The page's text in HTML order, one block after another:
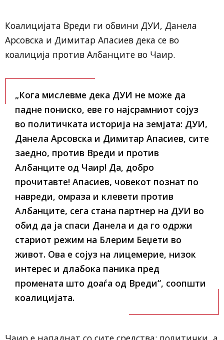
Коалицијата Вреди ги обвини ДУИ, Данела
Арсовска и Димитар Апасиев дека се во
коалиција против Албанците во Чаир.
„Кога мислевме дека ДУИ не може да
падне пониско, еве го најсрамниот сојуз
во политичката историја на земјата: ДУИ,
Данела Арсовска и Димитар Апасиев, сите
заедно, против Вреди и против
Албанците од Чаир! Да, добро
прочитавте! Апасиев, човекот познат по
навреди, омраза и клевети против
Албанците, сега стана партнер на ДУИ во
обид да ја спаси Данела и да го одржи
стариот режим на Блерим Беџети во
живот. Ова е сојуз на лицемерие, низок
интерес и длабока паника пред
промената што доаѓа од Вреди“, соопшти
коалицијата.